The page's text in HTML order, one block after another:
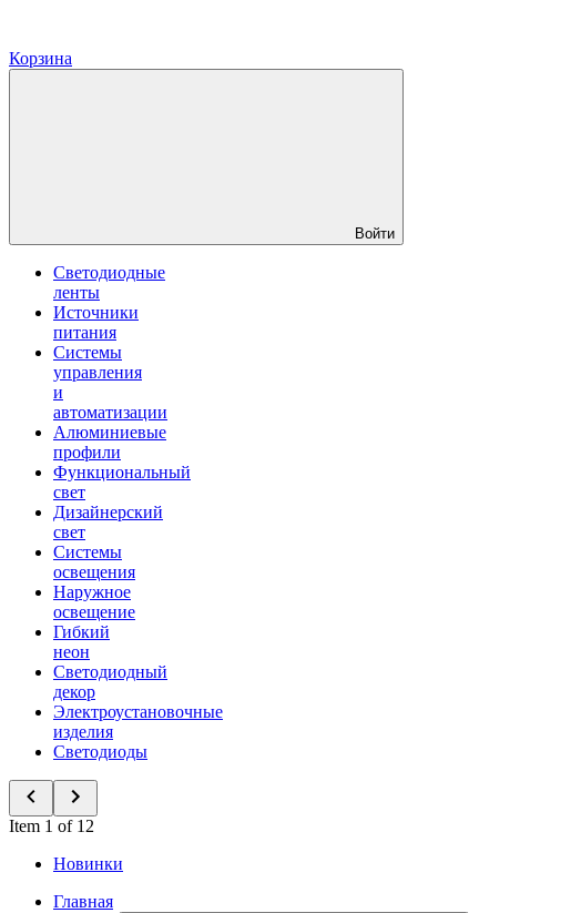
Корзина
Войти
Светодиодные
ленты
Источники
питания
Системы
управления
и
автоматизации
Алюминиевые
профили
Функциональный
свет
Дизайнерский
свет
Системы
освещения
Наружное
освещение
Гибкий
неон
Светодиодный
декор
Электроустановочные
изделия
Светодиоды
Item 1 of 12
Новинки
Главная